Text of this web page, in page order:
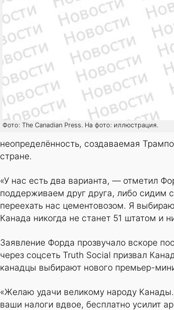
Фото: The Canadian Press. На фото: иллюстрация.
неопределённость, создаваемая
стране.
«У нас есть два варианта, — отметил
поддерживаем друг друга, либо сидим
переехать нас цементовозом. Я
Канада никогда не станет 51 штатом и
Заявление Форда прозвучало вскоре
через соцсеть Truth Social призвал
канадцы выбирают нового премьер-
«Желаю удачи великому народу
ваши налоги вдвое, бесплатно усилит